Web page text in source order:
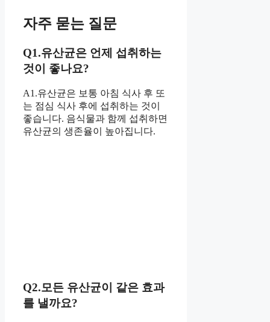
자주 묻는 질문
Q1.유산균은 언제 섭취하는
것이 좋나요?
A1.유산균은 보통 아침 식사 후 또
는 점심 식사 후에 섭취하는 것이
좋습니다. 음식물과 함께 섭취하면
유산균의 생존율이 높아집니다.
Q2.모든 유산균이 같은 효과
를 낼까요?